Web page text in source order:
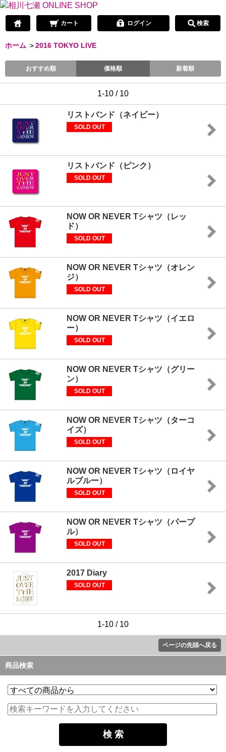
カート ログイン 検索
ホーム ＞2016 TOKYO LIVE
おすすめ順 価格順 新着順
1-10 / 10
リストバンド（ネイビー）
SOLD OUT
リストバンド（ピンク）
SOLD OUT
NOW OR NEVER Tシャツ（レッ
ド）
SOLD OUT
NOW OR NEVER Tシャツ（オレン
ジ）
SOLD OUT
NOW OR NEVER Tシャツ（イエロ
ー）
SOLD OUT
NOW OR NEVER Tシャツ（グリー
ン）
SOLD OUT
NOW OR NEVER Tシャツ（ターコ
イズ）
SOLD OUT
NOW OR NEVER Tシャツ（ロイヤ
ルブルー）
SOLD OUT
NOW OR NEVER Tシャツ（パープ
ル）
SOLD OUT
2017 Diary
SOLD OUT
1-10 / 10
ページの先頭へ戻る
商品検索